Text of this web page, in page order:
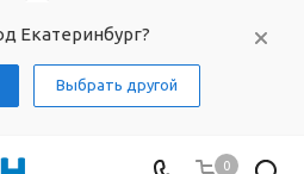
Екатеринбург?
Выбрать другой
0